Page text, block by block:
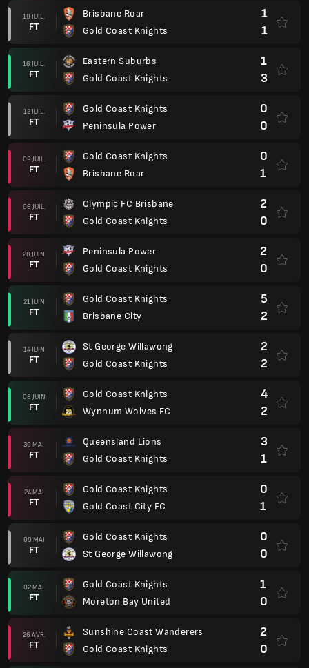
19 JUIL.
FT
Brisbane Roar
Gold Coast Knights
1
1
16 JUIL.
FT
Eastern Suburbs
Gold Coast Knights
1
3
12 JUIL.
FT
Gold Coast Knights
Peninsula Power
0
0
09 JUIL.
FT
Gold Coast Knights
Brisbane Roar
0
1
06 JUIL.
FT
Olympic FC Brisbane
Gold Coast Knights
2
0
28 JUIN
FT
Peninsula Power
Gold Coast Knights
2
0
21 JUIN
FT
Gold Coast Knights
Brisbane City
5
2
14 JUIN
FT
St George Willawong
Gold Coast Knights
2
2
08 JUIN
FT
Gold Coast Knights
Wynnum Wolves FC
4
2
30 MAI
FT
Queensland Lions
Gold Coast Knights
3
1
24 MAI
FT
Gold Coast Knights
Gold Coast City FC
0
1
09 MAI
FT
Gold Coast Knights
St George Willawong
0
0
02 MAI
FT
Gold Coast Knights
Moreton Bay United
1
0
26 AVR.
FT
Sunshine Coast Wanderers
Gold Coast Knights
2
0